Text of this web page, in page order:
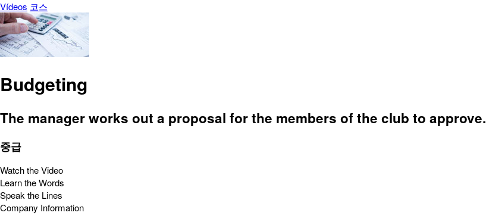
Vídeos 코스
Budgeting
The manager works out a proposal for the members of the club to approve.
중급
Watch the Video
Learn the Words
Speak the Lines
Company Information